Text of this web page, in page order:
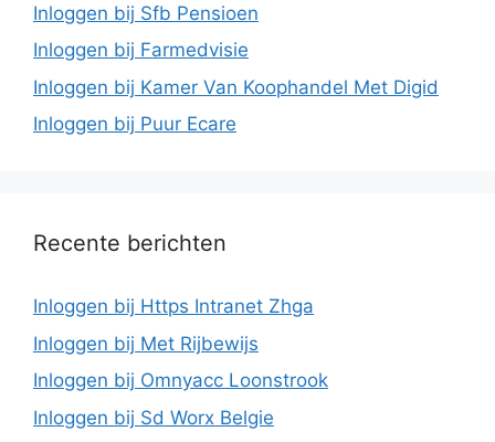
Inloggen bij Sfb Pensioen
Inloggen bij Farmedvisie
Inloggen bij Kamer Van Koophandel Met Digid
Inloggen bij Puur Ecare
Recente berichten
Inloggen bij Https Intranet Zhga
Inloggen bij Met Rijbewijs
Inloggen bij Omnyacc Loonstrook
Inloggen bij Sd Worx Belgie